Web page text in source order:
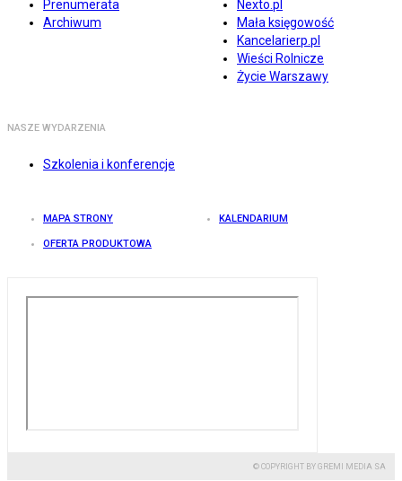
Prenumerata
Archiwum
Nexto.pl
Mała księgowość
Kancelarierp.pl
Wieści Rolnicze
Życie Warszawy
NASZE WYDARZENIA
Szkolenia i konferencje
MAPA STRONY KALENDARIUM
OFERTA PRODUKTOWA
© COPYRIGHT BY GREMI MEDIA SA